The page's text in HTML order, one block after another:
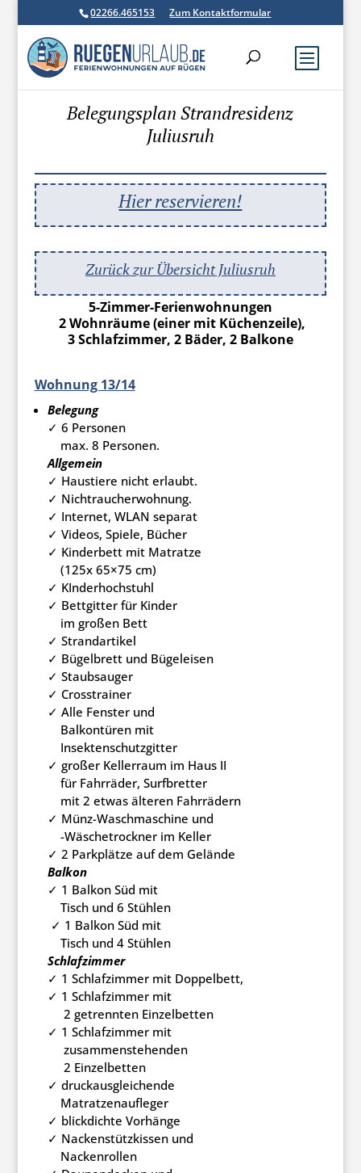
02266.465153 Zum Kontaktformular
Belegungsplan Strandresidenz
Juliusruh
Hier reservieren!
Zurück zur Übersicht Juliusruh
5-Zimmer-Ferienwohnungen
2 Wohnräume (einer mit Küchenzeile),
3 Schlafzimmer, 2 Bäder, 2 Balkone
Wohnung 13/14
Belegung
✓ 6 Personen
max. 8 Personen.
Allgemein
✓ Haustiere nicht erlaubt.
✓ Nichtraucherwohnung.
✓ Internet, WLAN separat
✓ Videos, Spiele, Bücher
✓ Kinderbett mit Matratze
(125x 65×75 cm)
✓ KInderhochstuhl
✓ Bettgitter für Kinder
im großen Bett
✓ Strandartikel
✓ Bügelbrett und Bügeleisen
✓ Staubsauger
✓ Crosstrainer
✓ Alle Fenster und
Balkontüren mit
Insektenschutzgitter
✓ großer Kellerraum im Haus II
für Fahrräder, Surfbretter
mit 2 etwas älteren Fahrrädern
✓ Münz-Waschmaschine und
-Wäschetrockner im Keller
✓ 2 Parkplätze auf dem Gelände
Balkon
✓ 1 Balkon Süd mit
Tisch und 6 Stühlen
✓ 1 Balkon Süd mit
Tisch und 4 Stühlen
Schlafzimmer
✓ 1 Schlafzimmer mit Doppelbett,
✓ 1 Schlafzimmer mit
2 getrennten Einzelbetten
✓ 1 Schlafzimmer mit
zusammenstehenden
2 Einzelbetten
✓ druckausgleichende
Matratzenaufleger
✓ blickdichte Vorhänge
✓ Nackenstützkissen und
Nackenrollen